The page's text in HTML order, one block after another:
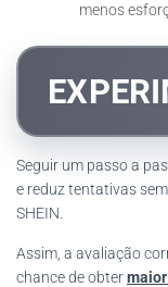
menos
Seguir um passo a
e reduz tentativas
SHEIN.
Assim, a avaliação
chance de obter